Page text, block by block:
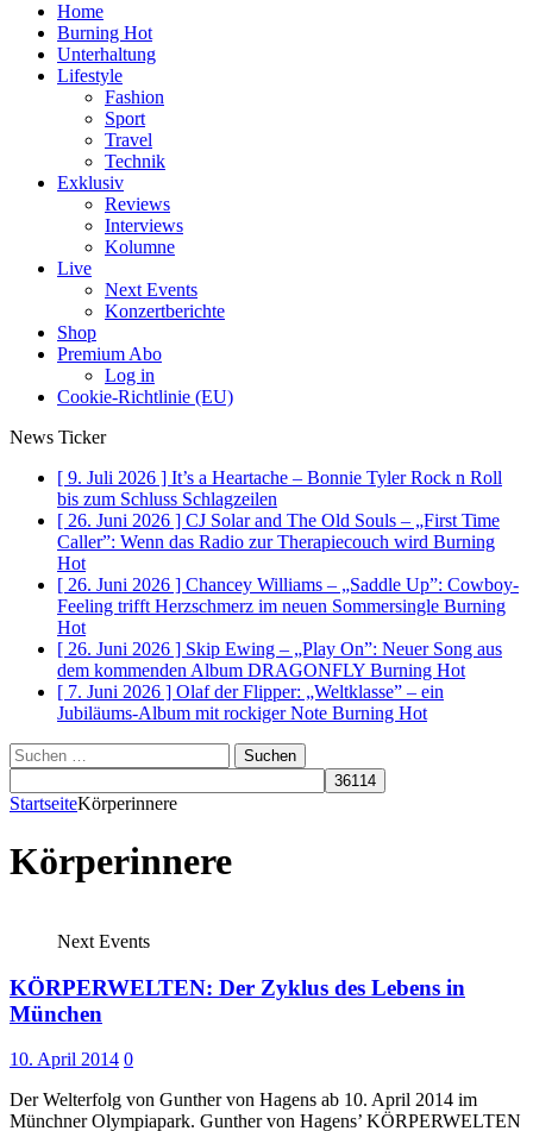
Home
Burning Hot
Unterhaltung
Lifestyle
Fashion
Sport
Travel
Technik
Exklusiv
Reviews
Interviews
Kolumne
Live
Next Events
Konzertberichte
Shop
Premium Abo
Log in
Cookie-Richtlinie (EU)
News Ticker
[ 9. Juli 2026 ] It’s a Heartache – Bonnie Tyler Rock n Roll
bis zum Schluss Schlagzeilen
[ 26. Juni 2026 ] CJ Solar and The Old Souls – „First Time
Caller”: Wenn das Radio zur Therapiecouch wird Burning
Hot
[ 26. Juni 2026 ] Chancey Williams – „Saddle Up”: Cowboy-
Feeling trifft Herzschmerz im neuen Sommersingle Burning
Hot
[ 26. Juni 2026 ] Skip Ewing – „Play On”: Neuer Song aus
dem kommenden Album DRAGONFLY Burning Hot
[ 7. Juni 2026 ] Olaf der Flipper: „Weltklasse” – ein
Jubiläums-Album mit rockiger Note Burning Hot
Suchen
nach:
StartseiteKörperinnere
Körperinnere
Next Events
KÖRPERWELTEN: Der Zyklus des Lebens in
München
10. April 2014 0
Der Welterfolg von Gunther von Hagens ab 10. April 2014 im
Münchner Olympiapark. Gunther von Hagens’ KÖRPERWELTEN